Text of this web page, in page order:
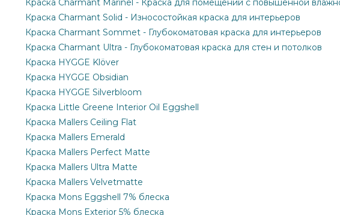
Краска Charmant Marinel - Краска для помещений с повышенной
Краска Charmant Solid - Износостойкая краска для интерьеров
Краска Charmant Sommet - Глубокоматовая краска для интерьеров
Краска Charmant Ultra - Глубокоматовая краска для стен и потолков
Краска HYGGE Klöver
Краска HYGGE Obsidian
Краска HYGGE Silverbloom
Краска Little Greene Interior Oil Eggshell
Краска Mallers Ceiling Flat
Краска Mallers Emerald
Краска Mallers Perfect Matte
Краска Mallers Ultra Matte
Краска Mallers Velvetmatte
Краска Mons Eggshell 7% блеска
Краска Mons Exterior 5% блеска